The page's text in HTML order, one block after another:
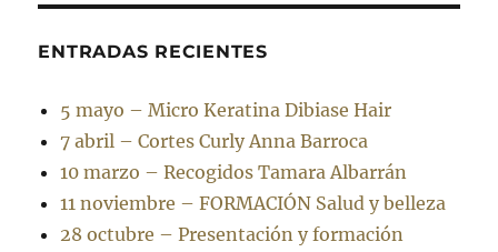
ENTRADAS RECIENTES
5 mayo – Micro Keratina Dibiase Hair
7 abril – Cortes Curly Anna Barroca
10 marzo – Recogidos Tamara Albarrán
11 noviembre – FORMACIÓN Salud y belleza
28 octubre – Presentación y formación